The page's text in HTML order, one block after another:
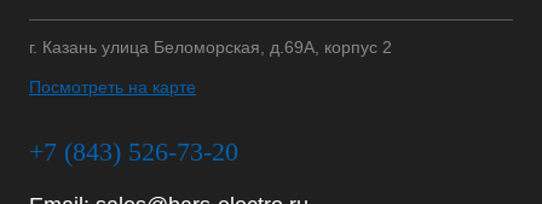
г. Казань улица Беломорская, д.69А, корпус 2
Посмотреть на карте
+7 (843) 526-73-20